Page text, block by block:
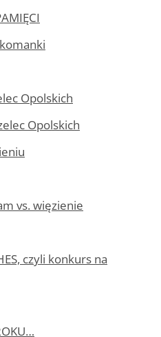
Opolskich
Opolskich
vs. więzienie
czyli konkurs na